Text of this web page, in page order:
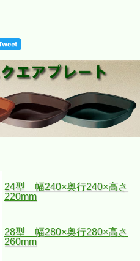
24型 幅240×奥行240×高さ
220mm
28型 幅280×奥行280×高さ
260mm